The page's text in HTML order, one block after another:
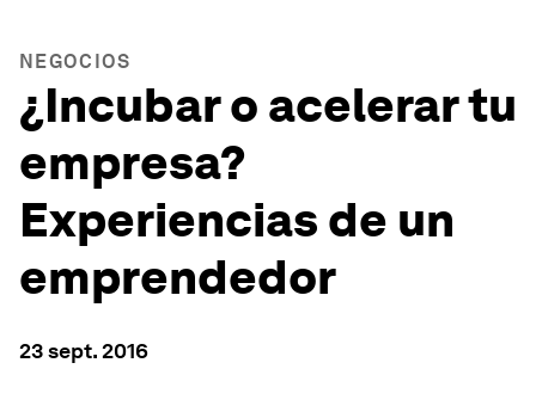
NEGOCIOS
¿Incubar o acelerar tu
empresa?
Experiencias de un
emprendedor
23 sept. 2016